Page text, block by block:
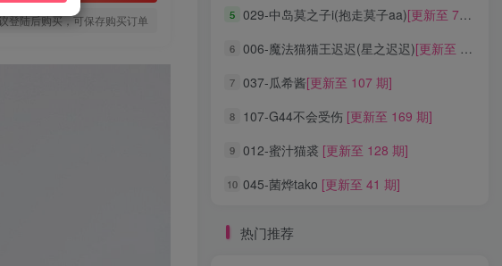
登陆后购买，可保存购买订单 5 029-中岛莫之子i(抱走莫子aa)[更新至 76 期]
6 006-魔法猫猫王迟迟(星之迟迟)[更新至 320 期]
7 037-瓜希酱[更新至 107 期]
8 107-G44不会受伤 [更新至 169 期]
9 012-蜜汁猫裘 [更新至 128 期]
10 045-菌烨tako [更新至 41 期]
热门推荐
5 029-中岛莫之子i(抱走莫子aa)[更新至 76 期]
6 006-魔法猫猫王迟迟(星之迟迟)[更新至 320 期]
7 037-瓜希酱[更新至 107 期]
8 107-G44不会受伤 [更新至 169 期]
9 012-蜜汁猫裘 [更新至 128 期]
10 045-菌烨tako [更新至 41 期]
标签云